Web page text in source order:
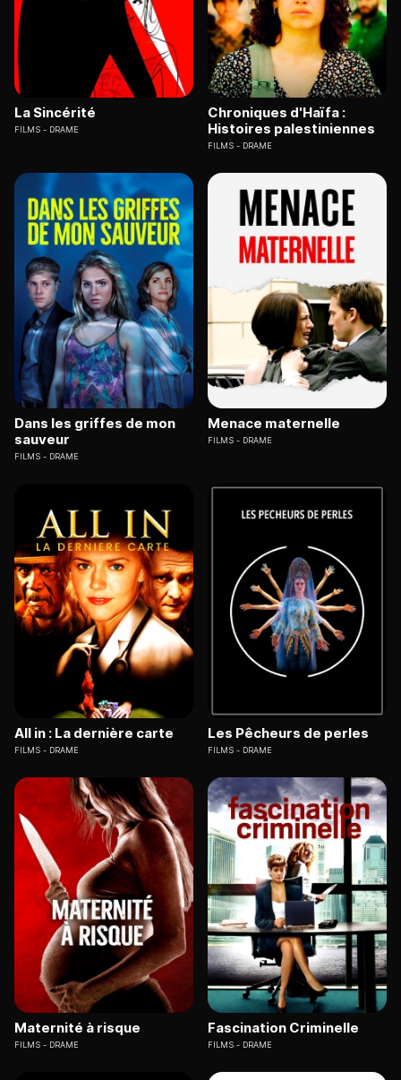
La Sincérité
FILMS DRAME
Chroniques d'Haïfa :
Histoires palestiniennes
FILMS DRAME
Dans les griffes de mon
sauveur
FILMS DRAME
Menace maternelle
FILMS DRAME
All in : La dernière carte
FILMS DRAME
Les Pêcheurs de perles
FILMS DRAME
Maternité à risque
FILMS DRAME
Fascination Criminelle
FILMS DRAME